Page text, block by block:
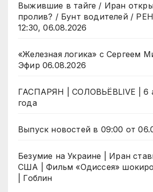
Выжившие в тайге / Иран
пролив? / Бунт водителей /
12:30, 06.08.2026
«Железная логика» с Сергеем
Эфир 06.08.2026
ГАСПАРЯН | СОЛОВЬЁВLIVE | 6
года
Выпуск новостей в 09:00 от
Безумие на Украине | Иран
США | Фильм «Одиссея»
| Гоблин